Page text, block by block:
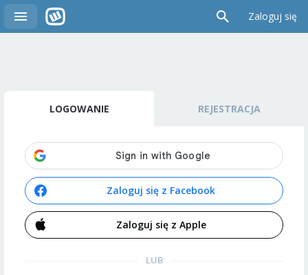
Zaloguj się
LOGOWANIE REJESTRACJA
Zaloguj się z Facebook
Zaloguj się z Apple
LUB